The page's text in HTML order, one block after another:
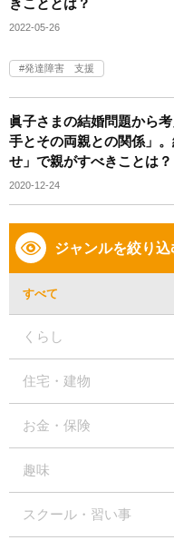
きこととは？
2022-05-26
発達障害 支援
眞子さまの結婚問題から
手とその両親との関係」
せ」で親がすべきことは？
2020-12-24
ジャンルを絞り込
すべて
くらし
住宅・建物
お金・保険
趣味
スクール・習い事